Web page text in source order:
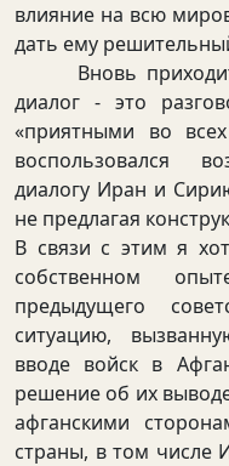
влияние на всю
дать ему
Вновь
диалог - это
«приятными во
воспользовался
диалогу Иран и
не предлагая
В связи с этим я
собственном
предыдущего
ситуацию,
вводе войск в
решение об их
афганскими
страны, в том числе